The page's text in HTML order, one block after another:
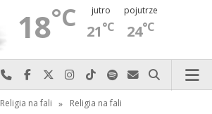
18°C jutro
21°C
pojutrze
24°C
Najlepiej po prostu do nas zadzwoń
Odwiedź nas na Facebook-u
Odwiedź nas na X
Odwiedź nas na Instagram-ie
Odwiedź nas na TikTok-u
Szukaj nas na Spotify
Wyślij do nas
Szukaj
Religia na fali » Religia na fali